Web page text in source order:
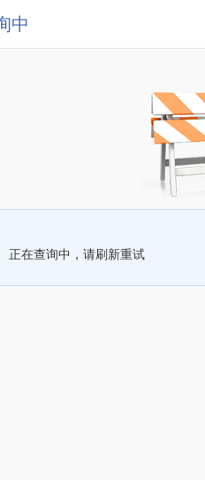
中
正在查询中，请刷新重试